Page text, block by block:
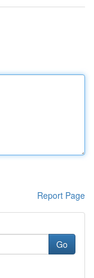
Report Page
Go